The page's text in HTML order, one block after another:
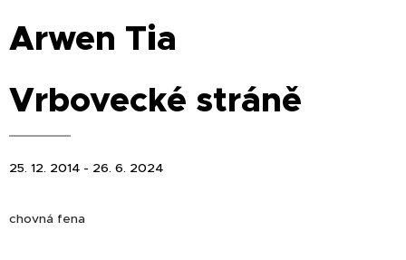
Arwen Tia
Vrbovecké stráně
25. 12. 2014 - 26. 6. 2024
chovná fena